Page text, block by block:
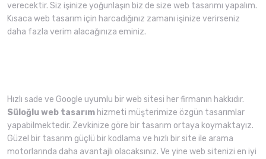
verecektir. Siz işinize yoğunlaşın biz de size web tasarımı yapalım.
Kısaca web tasarım için harcadığınız zamanı işinize verirseniz
daha fazla verim alacağınıza eminiz.
Hızlı sade ve Google uyumlu bir web sitesi her firmanın hakkıdır.
Süloğlu web tasarım hizmeti müşterimize özgün tasarımlar
yapabilmektedir. Zevkinize göre bir tasarım ortaya koymaktayız.
Güzel bir tasarım güçlü bir kodlama ve hızlı bir site ile arama
motorlarında daha avantajlı olacaksınız. Ve yine web sitenizi en iyi